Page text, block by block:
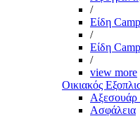
/
Είδη
/
Είδη
/
view more
Οικιακός
Αξεσουάρ
Ασφάλεια